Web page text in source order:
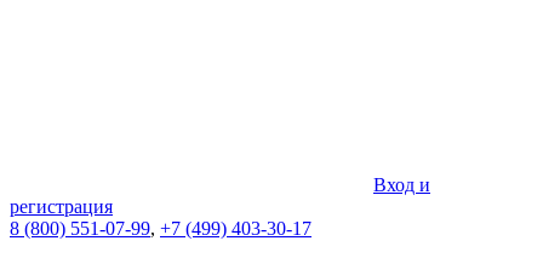
Вход и
регистрация
8 (800) 551-07-99, +7 (499) 403-30-17